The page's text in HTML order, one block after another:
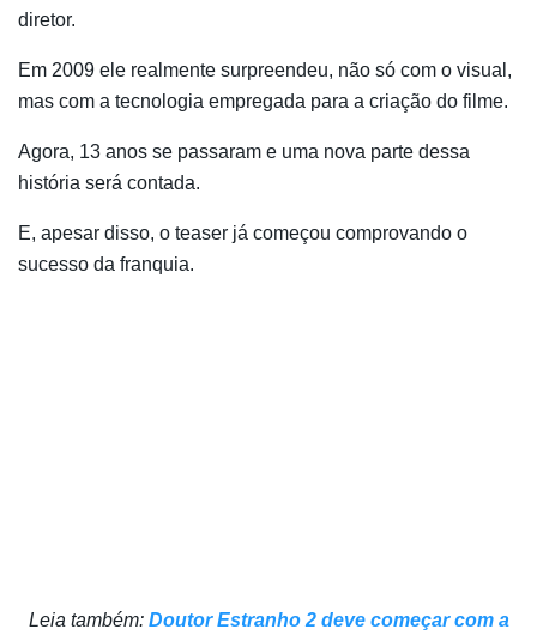
diretor.
Em 2009 ele realmente surpreendeu, não só com o visual,
mas com a tecnologia empregada para a criação do filme.
Agora, 13 anos se passaram e uma nova parte dessa
história será contada.
E, apesar disso, o teaser já começou comprovando o
sucesso da franquia.
Leia também: Doutor Estranho 2 deve começar com a